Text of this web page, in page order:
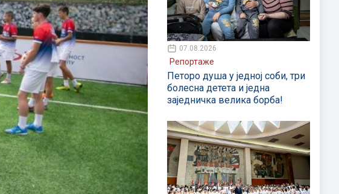
07.08.2026
Репортаже
Петоро душа у једној соби, три
болесна детета и једна
заједничка велика борба!